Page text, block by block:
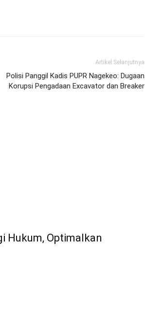
Artikel Selanjutnya
Polisi Panggil Kadis PUPR Nagekeo: Dugaan
Korupsi Pengadaan Excavator dan Breaker
Hukum, Optimalkan